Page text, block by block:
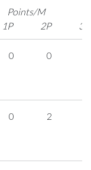
Points/M
1P 2P 3P
0 0
0 2